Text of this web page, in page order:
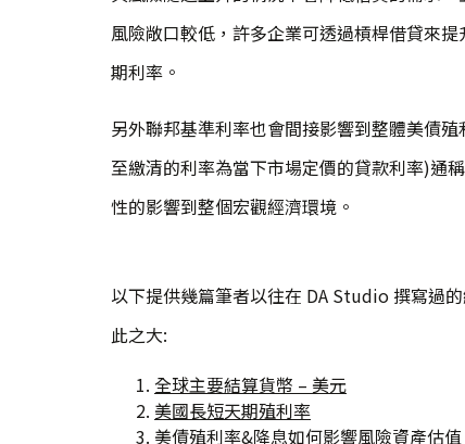
風險敞口較低，許多企業可透過槓桿借貸來
期利率。
另外聯邦基準利率也會間接影響到整體美債
至繳清的利率為當下市場定價的貸款利率)通
性的影響到整個宏觀經濟環境。
以下提供幾篇筆者以往在 DA Studio 撰寫過
此之大:
全球主要結算貨幣 – 美元
美國長短天期殖利率
美債殖利率&降息如何影響風險資產估值